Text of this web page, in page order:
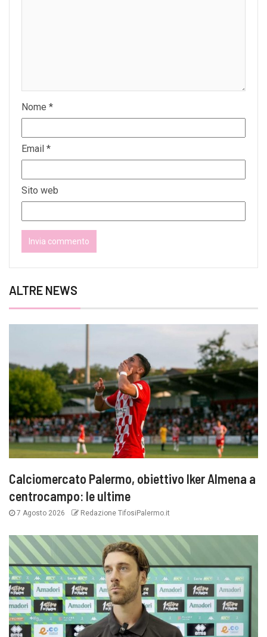
Nome *
Email *
Sito web
ALTRE NEWS
Calciomercato Palermo, obiettivo Iker Almena a
centrocampo: le ultime
7 Agosto 2026 Redazione TifosiPalermo.it